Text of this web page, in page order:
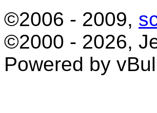
©2006 - 2009,
©2000 - 2026,
Powered by